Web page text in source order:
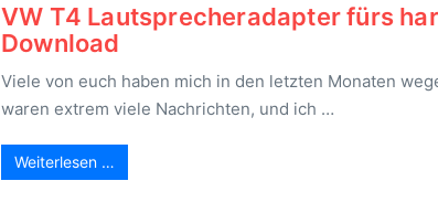
VW T4 Lautsprecheradapter fürs
Download
Viele von euch haben mich in den letzten Monaten
waren extrem viele Nachrichten, und ich …
Weiterlesen …